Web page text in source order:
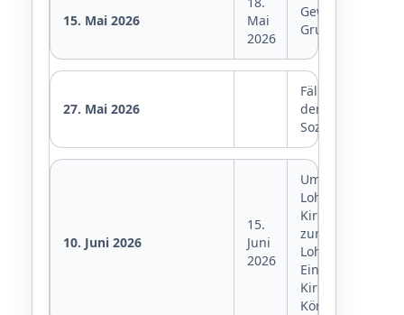
15. Mai 2026
Mai
2026
Gewerbesteuer,
Grundsteuer
27. Mai 2026
Fälligkeit
der
10. Juni 2026
15.
Juni
2026
Umsatzsteuer,
Lohnsteuer,
Kirchensteuer
zur
Lohnsteuer,
Kirchensteuer,